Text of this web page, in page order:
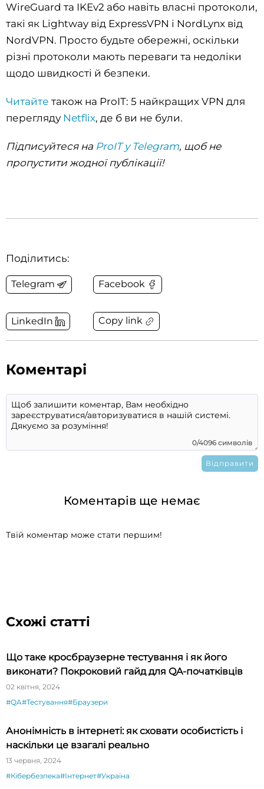
WireGuard та IKEv2 або навіть власні протоколи,
такі як Lightway від ExpressVPN і NordLynx від
NordVPN. Просто будьте обережні, оскільки
різні протоколи мають переваги та недоліки
щодо швидкості й безпеки.
Читайте також на ProIT: 5 найкращих VPN для
перегляду Netflix, де б ви не були.
Підписуйтеся на ProIT у Telegram, щоб не
пропустити жодної публікації!
Поділитись:
Telegram Facebook
LinkedIn Copy link
Коментарі
0/4096 символів
Коментарів ще немає
Твій коментар може стати першим!
Схожі статті
Що таке кросбраузерне тестування і як його
виконати? Покроковий гайд для QA-початківців
02 квітня, 2024
#QA#Тестування#Браузери
Анонімність в інтернеті: як сховати особистість і
наскільки це взагалі реально
13 червня, 2024
#Кібербезпека#Інтернет#Україна